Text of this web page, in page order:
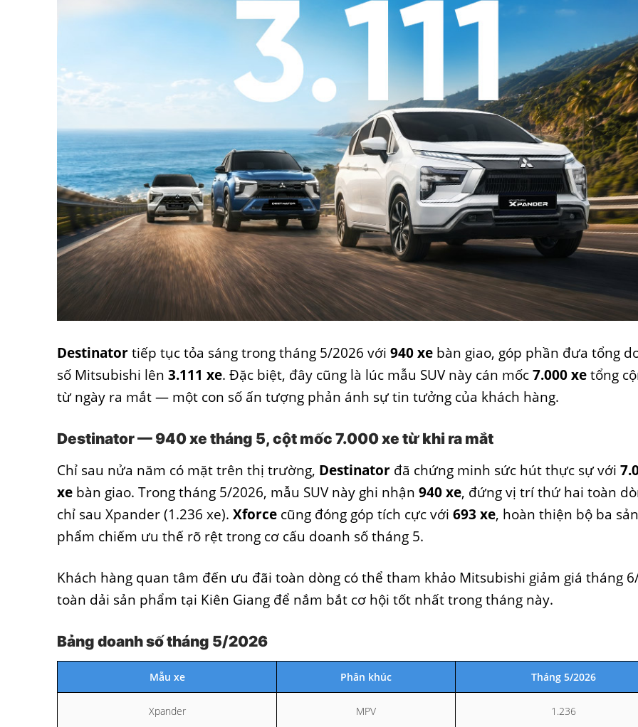
Destinatortiếp tục tỏa sáng trong tháng 5/2026 với 940 xe bàn giao, góp phần đưa tổng
số Mitsubishi lên 3.111 xe. Đặc biệt, đây cũng là lúc mẫu SUV này cán mốc7.000 xetổng
từ ngày ra mắt — một con số ấn tượng phản ánh sự tin tưởng của khách hàng.
Destinator — 940 xe tháng 5, cột mốc 7.000 xe từ khi ra mắt
Chỉ sau nửa năm có mặt trên thị trường, Destinator đã chứng minh sức hút thực sự với
xe bàn giao. Trong tháng 5/2026, mẫu SUV này ghi nhận 940 xe, đứng vị trí thứ hai toàn
chỉ sau Xpander (1.236 xe). Xforce cũng đóng góp tích cực với 693 xe, hoàn thiện bộ ba sản
phẩm chiếm ưu thế rõ rệt trong cơ cấu doanh số tháng 5.
Khách hàng quan tâm đến ưu đãi toàn dòng có thể tham khảo Mitsubishi giảm giá tháng
toàn dải sản phẩm tại Kiên Giang để nắm bắt cơ hội tốt nhất trong tháng này.
Bảng doanh số tháng 5/2026
Mẫu xe Phân khúc Tháng 5/2026
Xpander MPV 1.236